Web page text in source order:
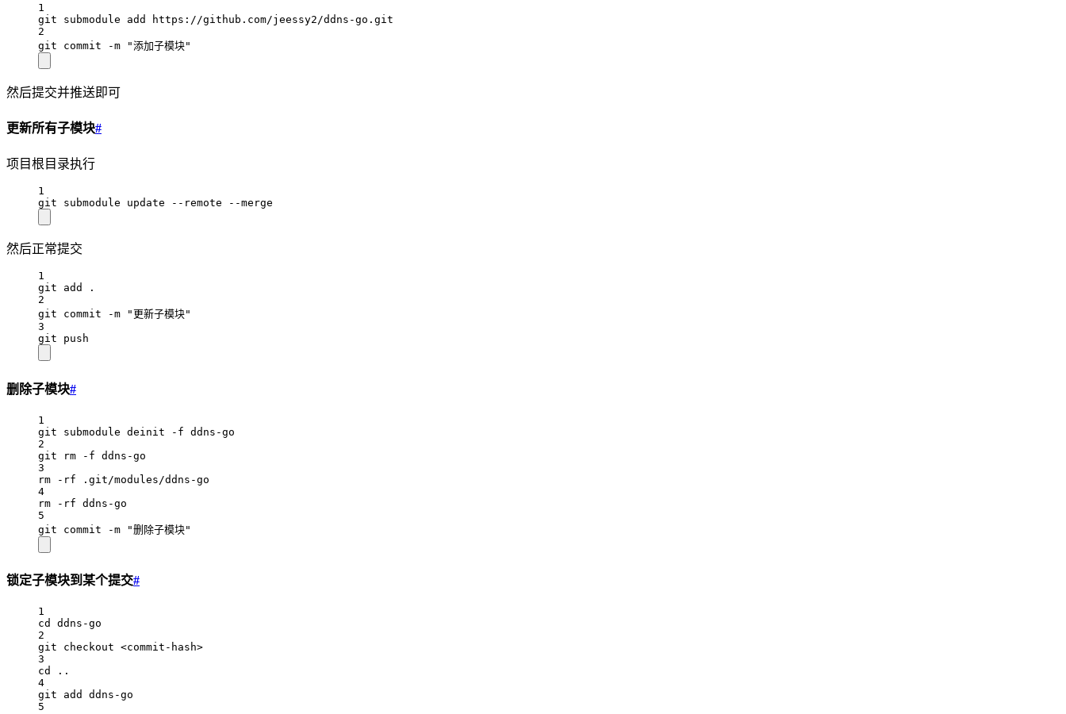
1
git submodule add https://github.com/jeessy2/ddns-go.git
2
git commit -m "添加子模块"
然后提交并推送即可
更新所有子模块#
项目根目录执行
1
git submodule update --remote --merge
然后正常提交
1
git add .
2
git commit -m "更新子模块"
3
git push
删除子模块#
1
git submodule deinit -f ddns-go
2
git rm -f ddns-go
3
rm -rf .git/modules/ddns-go
4
rm -rf ddns-go
5
git commit -m "删除子模块"
锁定子模块到某个提交#
1
cd ddns-go
2
git checkout <commit-hash>
3
cd ..
4
git add ddns-go
5